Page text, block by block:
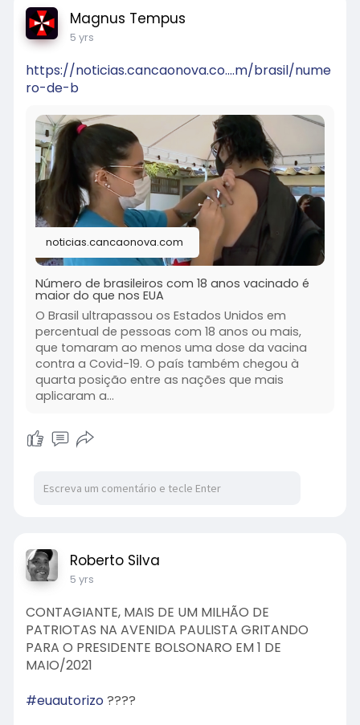
Magnus Tempus
5 yrs
https://noticias.cancaonova.co....m/brasil/nume
ro-de-b
noticias.cancaonova.com
Número de brasileiros com 18 anos vacinado é
maior do que nos EUA
O Brasil ultrapassou os Estados Unidos em
percentual de pessoas com 18 anos ou mais,
que tomaram ao menos uma dose da vacina
contra a Covid-19. O país também chegou à
quarta posição entre as nações que mais
aplicaram a...
Roberto Silva
5 yrs
CONTAGIANTE, MAIS DE UM MILHÃO DE
PATRIOTAS NA AVENIDA PAULISTA GRITANDO
PARA O PRESIDENTE BOLSONARO EM 1 DE
MAIO/2021
#euautorizo????